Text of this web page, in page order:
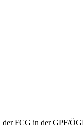
der FCG in der GPF/